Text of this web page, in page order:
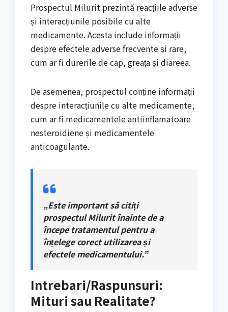
Prospectul Milurit prezintă reacțiile adverse
și interacțiunile posibile cu alte
medicamente. Acesta include informații
despre efectele adverse frecvente și rare,
cum ar fi durerile de cap, greața și diareea.
De asemenea, prospectul conține informații
despre interacțiunile cu alte medicamente,
cum ar fi medicamentele antiinflamatoare
nesteroidiene și medicamentele
anticoagulante.
„Este important să citiți
prospectul Milurit înainte de a
începe tratamentul pentru a
înțelege corect utilizarea și
efectele medicamentului.”
Intrebari/Raspunsuri:
Mituri sau Realitate?